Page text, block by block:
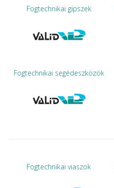
Fogtechnikai gipszek
Fogtechnikai segédeszközök
Fogtechnikai viaszok